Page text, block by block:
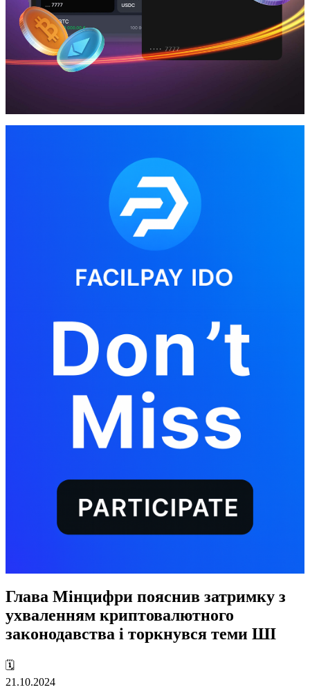
Глава Мінцифри пояснив затримку з
ухваленням криптовалютного
законодавства і торкнувся теми ШІ
🗓️
21.10.2024